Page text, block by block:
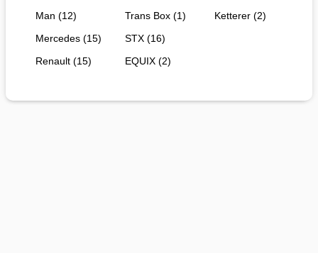
Man (12)
Mercedes (15)
Renault (15)
Trans Box (1)
STX (16)
EQUIX (2)
Ketterer (2)